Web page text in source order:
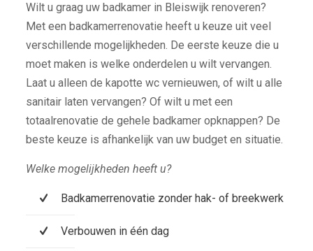
Wilt u graag uw badkamer in Bleiswijk renoveren?
Met een badkamerrenovatie heeft u keuze uit veel
verschillende mogelijkheden. De eerste keuze die u
moet maken is welke onderdelen u wilt vervangen.
Laat u alleen de kapotte wc vernieuwen, of wilt u alle
sanitair laten vervangen? Of wilt u met een
totaalrenovatie de gehele badkamer opknappen? De
beste keuze is afhankelijk van uw budget en situatie.
Welke mogelijkheden heeft u?
Badkamerrenovatie zonder hak- of breekwerk
Verbouwen in één dag